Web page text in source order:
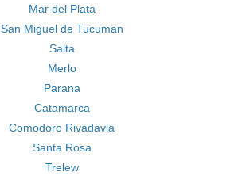
Mar del Plata
San Miguel de Tucuman
Salta
Merlo
Parana
Catamarca
Comodoro Rivadavia
Santa Rosa
Trelew